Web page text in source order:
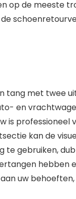
op de meeste
tang met twee
en
is
kan de
te gebruiken,
uw